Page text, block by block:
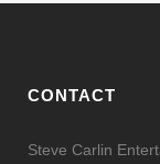
CONTACT
Steve Carlin